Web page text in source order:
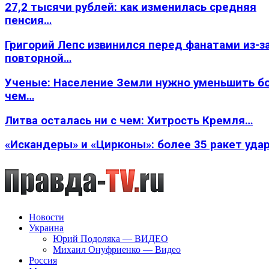
27,2 тысячи рублей: как изменилась средняя
пенсия…
Григорий Лепс извинился перед фанатами из-
повторной…
Ученые: Население Земли нужно уменьшить
чем…
Литва осталась ни с чем: Хитрость Кремля…
«Искандеры» и «Цирконы»: более 35 ракет
Новости
Украина
Юрий Подоляка — ВИДЕО
Михаил Онуфриенко — Видео
Россия